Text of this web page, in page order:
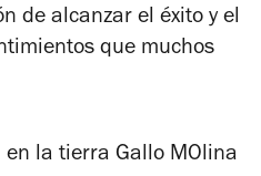
de alcanzar el éxito y el
que muchos